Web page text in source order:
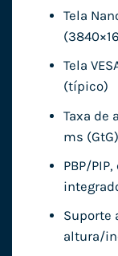
Tela
Tela
(típico)
Taxa de
ms (GtG)
PBP/
Suporte
altura/